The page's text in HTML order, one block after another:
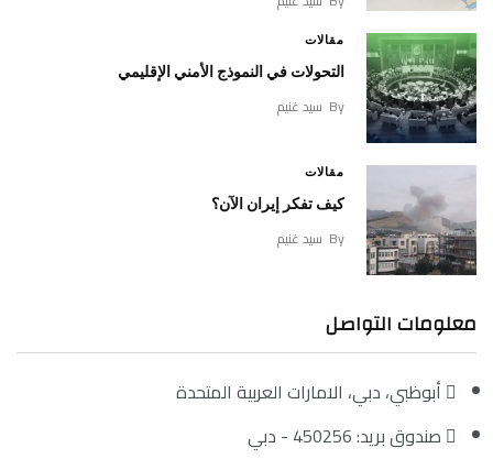
مقالات
التحولات في النموذج الأمني الإقليمي
By سيد غنيم
مقالات
كيف تفكر إيران الآن؟
By سيد غنيم
معلومات التواصل
أبوظبي، دبي، الامارات العربية المتحدة
صندوق بريد: 450256 - دبي